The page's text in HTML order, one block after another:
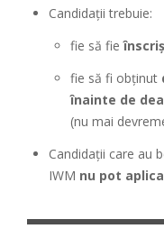
Candidații trebuie:
fie să fie
fie să fi obținut
înainte de
(nu mai
Candidații care au
IWM nu pot